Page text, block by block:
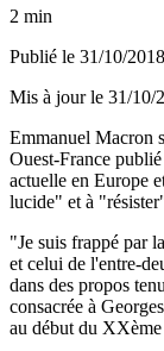
2 min
Publié le 31/10/
Mis à jour le 31/10/
Emmanuel Macron
Ouest-France
actuelle en Europe
lucide" et à
"Je suis frappé par
et celui de l'entre-
dans des propos
consacrée à
au début du XXème